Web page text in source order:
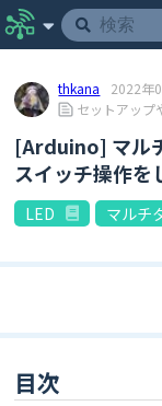
thkana 2022年
セットアップ
[Arduino] マル
スイッチ操作を
LED マルチ
目次